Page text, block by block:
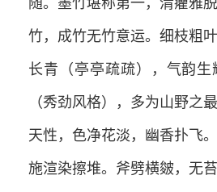
竹，成竹无竹意运。细枝粗
长青（亭亭疏疏），气韵
（秀劲风格），多为山野之
天性，色净花淡，幽香扑飞
施渲染擦堆。斧劈横皴，无